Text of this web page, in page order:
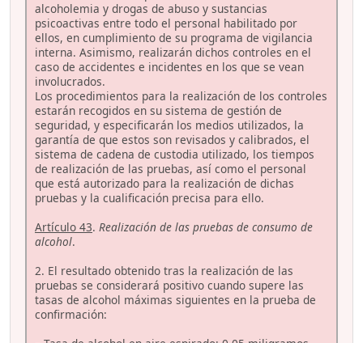
alcoholemia y drogas de abuso y sustancias
psicoactivas entre todo el personal habilitado por
ellos, en cumplimiento de su programa de vigilancia
interna. Asimismo, realizarán dichos controles en el
caso de accidentes e incidentes en los que se vean
involucrados.
Los procedimientos para la realización de los controles
estarán recogidos en su sistema de gestión de
seguridad, y especificarán los medios utilizados, la
garantía de que estos son revisados y calibrados, el
sistema de cadena de custodia utilizado, los tiempos
de realización de las pruebas, así como el personal
que está autorizado para la realización de dichas
pruebas y la cualificación precisa para ello.
Artículo 43. Realización de las pruebas de consumo de
alcohol.
2. El resultado obtenido tras la realización de las
pruebas se considerará positivo cuando supere las
tasas de alcohol máximas siguientes en la prueba de
confirmación: